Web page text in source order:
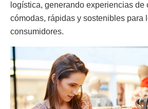
logística, generando experiencias de
cómodas, rápidas y sostenibles para
consumidores.